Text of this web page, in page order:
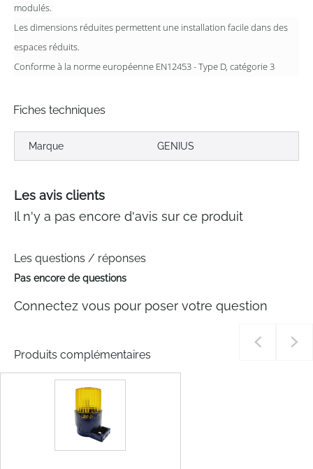
modulés.
Les dimensions réduites permettent une installation facile dans des
espaces réduits.
Conforme à la norme européenne EN12453 - Type D, catégorie 3
Fiches techniques
Marque GENIUS
Les avis clients
Il n'y a pas encore d'avis sur ce produit
Les questions / réponses
Pas encore de questions
Connectez vous pour poser votre question
Produits complémentaires